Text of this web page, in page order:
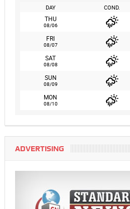
DAY COND.
THU
08/06
FRI
08/07
SAT
08/08
SUN
08/09
MON
08/10
ADVERTISING